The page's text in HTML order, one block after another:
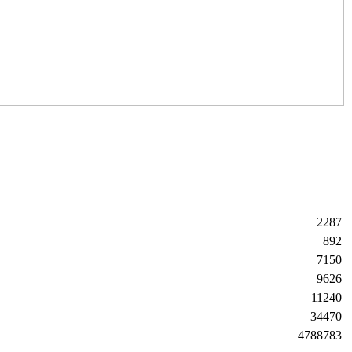
2287
892
7150
9626
11240
34470
4788783